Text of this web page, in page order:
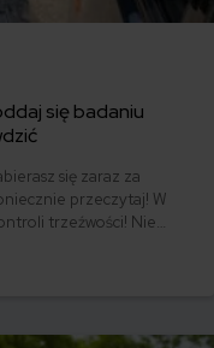
się badaniu
się zaraz za
przeczytaj! W
trzeźwości! Nie